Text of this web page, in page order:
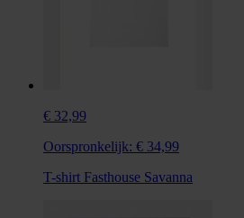
€ 32,99
Oorspronkelijk: € 34,99
T-shirt Fasthouse Savanna